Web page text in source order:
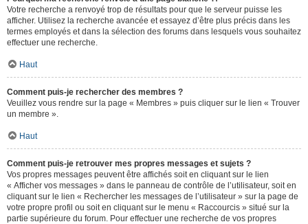
Votre recherche a renvoyé trop de résultats pour que le serveur puisse les
afficher. Utilisez la recherche avancée et essayez d’être plus précis dans les
termes employés et dans la sélection des forums dans lesquels vous souhaitez
effectuer une recherche.
Haut
Comment puis-je rechercher des membres ?
Veuillez vous rendre sur la page « Membres » puis cliquer sur le lien « Trouver
un membre ».
Haut
Comment puis-je retrouver mes propres messages et sujets ?
Vos propres messages peuvent être affichés soit en cliquant sur le lien
« Afficher vos messages » dans le panneau de contrôle de l’utilisateur, soit en
cliquant sur le lien « Rechercher les messages de l’utilisateur » sur la page de
votre propre profil ou soit en cliquant sur le menu « Raccourcis » situé sur la
partie supérieure du forum. Pour effectuer une recherche de vos propres